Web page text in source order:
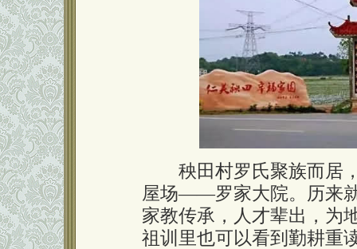
秧田村罗氏聚族而居，
屋场——罗家大院。历来就
家教传承，人才辈出，为
祖训里也可以看到勤耕重